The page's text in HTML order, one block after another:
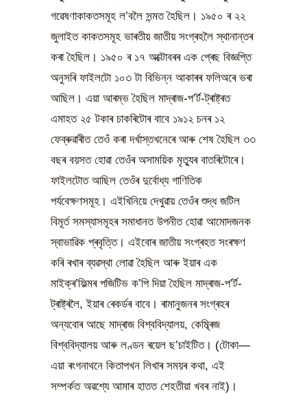
গৱেষণাকাকতসমূহ ল’বলৈ সন্মত হৈছিল। ১৯৫০ ৰ ২২
জুলাইত কাকতসমূহ ভাৰতীয় জাতীয় সংগ্ৰহলৈ স্থানান্তৰ
কৰা হৈছিল। ১৯৫০ ৰ ১৭ অক্টোবৰৰ এক প্ৰেছ বিজ্ঞপ্তি
অনুসৰি ফাইলটো ১০৩ টা বিভিন্ন আকাৰৰ ফলিঅৰে ভৰা
আছিল। এয়া আৰম্ভ হৈছিল মাদ্ৰাজ-প’ৰ্ট-ট্ৰাষ্ট্ৰত
এমাহত ২৫ টকাৰ চাকৰিটোৰ বাবে ১৯১২ চনৰ ১২
ফেব্ৰুৱাৰীত তেওঁ কৰা দৰ্খাস্তখনেৰে আৰু শেষ হৈছিল ৩৩
বছৰ বয়সত হোৱা তেওঁৰ অসাময়িক মৃত্যুৰ বাতৰিটোৰে।
ফাইলটোত আছিল তেওঁৰ দুৰ্বোধ্য গাণিতিক
পৰ্যবেক্ষণসমূহ। এইখিনিয়ে দেখুৱায় তেওঁৰ শুদ্ধ জটিল
বিমূৰ্ত সমস্যাসমূহৰ সমাধানত উপনীত হোৱা আমোদজনক
স্বাভাৱিক প্ৰবৃত্তি। এইবোৰ জাতীয় সংগ্ৰহত সংৰক্ষণ
কৰি ৰখাৰ ব্যৱস্থা লোৱা হৈছিল আৰু ইয়াৰ এক
মাইক্ৰ’ফিল্মৰ পজিটিভ ক’পি দিয়া হৈছিল মাদ্ৰাজ-প’ৰ্ট-
ট্ৰাষ্ট্ৰলৈ, ইয়াৰ ৰেকৰ্ডৰ বাবে। ৰামানুজনৰ সংগ্ৰহৰ
অন্যবোৰ আছে মাদ্ৰাজ বিশ্ববিদ্যালয়, কেম্ব্ৰিজ
বিশ্ববিদ্যালয় আৰু লণ্ডন ৰয়েল ছ’চাইটিত। (টোকা—
এয়া ৰংগনাথনে কিতাপখন লিখাৰ সময়ৰ কথা, এই
সম্পৰ্কত অৱশ্যে আমাৰ হাতত শেহতীয়া খবৰ নাই)।